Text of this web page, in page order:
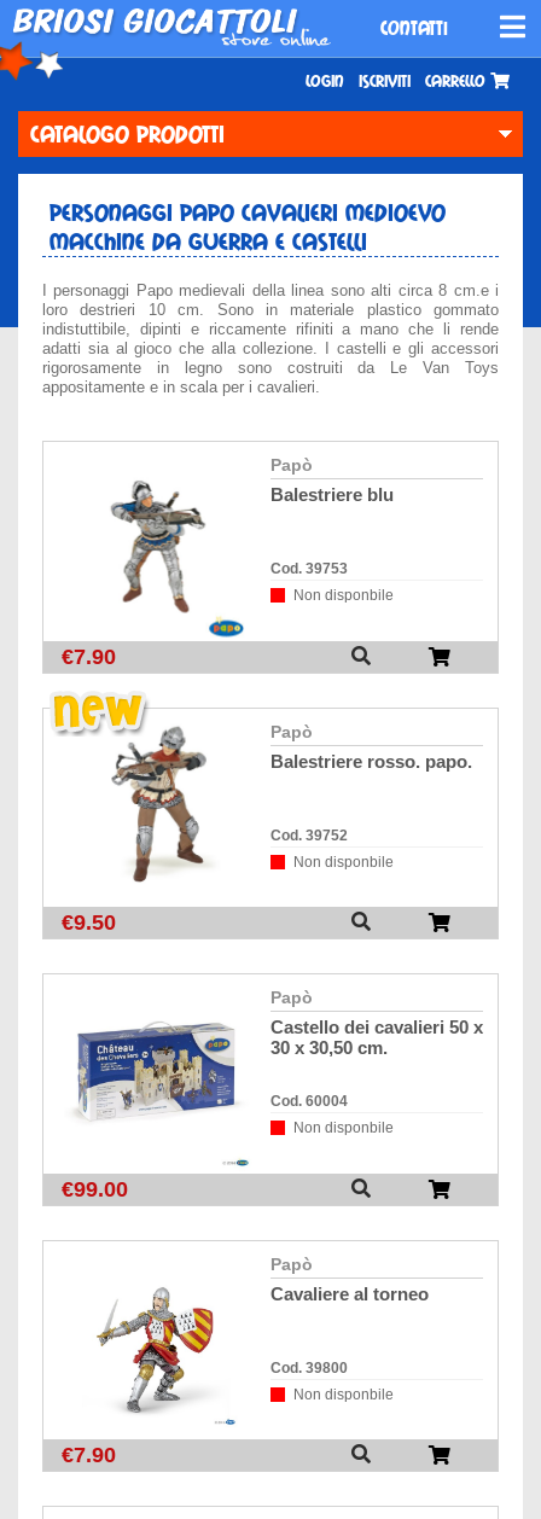
CONTATTI
CATALOGO PRODOTTI
Login Iscriviti Carrello
Personaggi Papo Cavalieri medioevo
macchine da guerra e castelli
I personaggi Papo medievali della linea sono alti circa 8 cm.e i
loro destrieri 10 cm. Sono in materiale plastico gommato
indistuttibile, dipinti e riccamente rifiniti a mano che li rende
adatti sia al gioco che alla collezione. I castelli e gli accessori
rigorosamente in legno sono costruiti da Le Van Toys
appositamente e in scala per i cavalieri.
papò
balestriere blu
Cod. 39753
Non disponbile
€7.90
papò
balestriere rosso. papo.
Cod. 39752
Non disponbile
€9.50
papò
castello dei cavalieri 50 x
30 x 30,50 cm.
Cod. 60004
Non disponbile
€99.00
papò
cavaliere al torneo
Cod. 39800
Non disponbile
€7.90